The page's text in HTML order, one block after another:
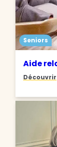
Seniors
Aide
Découvrir